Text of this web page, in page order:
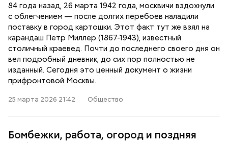
84 года назад, 26 марта 1942 года, москвичи вздохнули
с облегчением — после долгих перебоев наладили
поставку в город картошки. Этот факт тут же взял на
карандаш Петр Миллер (1867-1943), известный
столичный краевед. Почти до последнего своего дня он
вел подробный дневник, до сих пор полностью не
изданный. Сегодня это ценный документ о жизни
прифронтовой Москвы.
25 марта 2026 21:42 Общество
Бомбежки, работа, огород и поздняя